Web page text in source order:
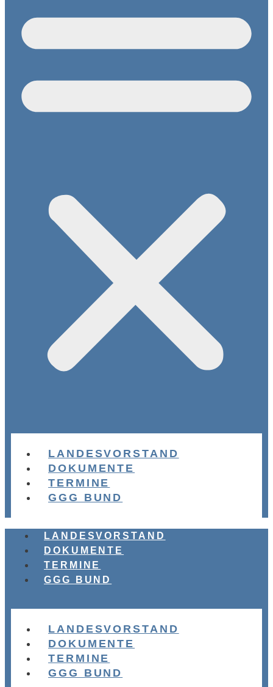
LANDESVORSTAND
DOKUMENTE
TERMINE
GGG BUND
LANDESVORSTAND
DOKUMENTE
TERMINE
GGG BUND
LANDESVORSTAND
DOKUMENTE
TERMINE
GGG BUND